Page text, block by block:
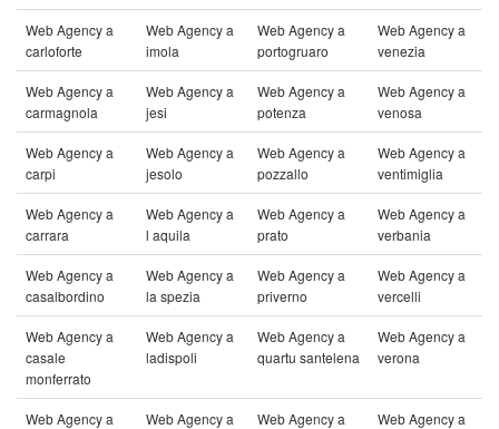
Web Agency a
carloforte
Web Agency a
imola
Web Agency a
portogruaro
Web Agency a
venezia
Web Agency a
carmagnola
Web Agency a
jesi
Web Agency a
potenza
Web Agency a
venosa
Web Agency a
carpi
Web Agency a
jesolo
Web Agency a
pozzallo
Web Agency a
ventimiglia
Web Agency a
carrara
Web Agency a
l aquila
Web Agency a
prato
Web Agency a
verbania
Web Agency a
casalbordino
Web Agency a
la spezia
Web Agency a
priverno
Web Agency a
vercelli
Web Agency a
casale
monferrato
Web Agency a
ladispoli
Web Agency a
quartu santelena
Web Agency a
verona
Web Agency a
Web Agency a
Web Agency a
Web Agency a